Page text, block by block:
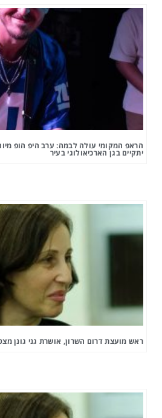
הראפ המקומי עולה לבמה: ערב היפ הופ
יתקיים בגן הארכיאולוגי בעיר
ראש מועצת דרום השרון, אושרת גני גונן